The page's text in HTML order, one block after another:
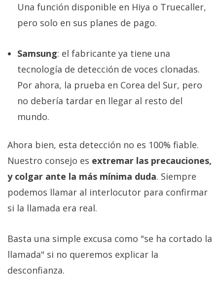
Una función disponible en Hiya o Truecaller,
pero solo en sus planes de pago.
Samsung: el fabricante ya tiene una
tecnología de detección de voces clonadas.
Por ahora, la prueba en Corea del Sur, pero
no debería tardar en llegar al resto del
mundo.
Ahora bien, esta detección no es 100% fiable.
Nuestro consejo es extremar las precauciones,
y colgar ante la más mínima duda. Siempre
podemos llamar al interlocutor para confirmar
si la llamada era real.
Basta una simple excusa como "se ha cortado la
llamada" si no queremos explicar la
desconfianza.